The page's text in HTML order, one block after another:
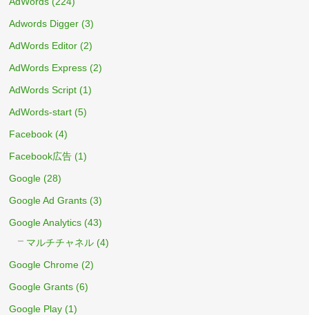
Adwords Digger (3)
AdWords Editor (2)
AdWords Express (2)
AdWords Script (1)
AdWords-start (5)
Facebook (4)
Facebook広告 (1)
Google (28)
Google Ad Grants (3)
Google Analytics (43)
マルチチャネル (4)
Google Chrome (2)
Google Grants (6)
Google Play (1)